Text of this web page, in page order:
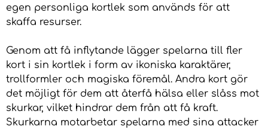
egen personliga kortlek som används för att
skaffa resurser.
Genom att få inflytande lägger spelarna till fler
kort i sin kortlek i form av ikoniska karaktärer,
trollformler och magiska föremål. Andra kort gör
det möjligt för dem att återfå hälsa eller slåss mot
skurkar, vilket hindrar dem från att få kraft.
Skurkarna motarbetar spelarna med sina attacker